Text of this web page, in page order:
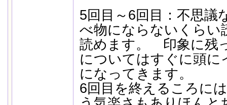
5回目～6回目：不思議
べ物にならないくらい
読めます。 印象に残
についてはすぐに頭に
になってきます。
6回目を終えるころに